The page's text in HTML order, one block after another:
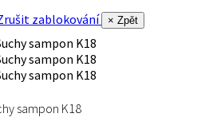
zablokování
× Zpět
sampon K18